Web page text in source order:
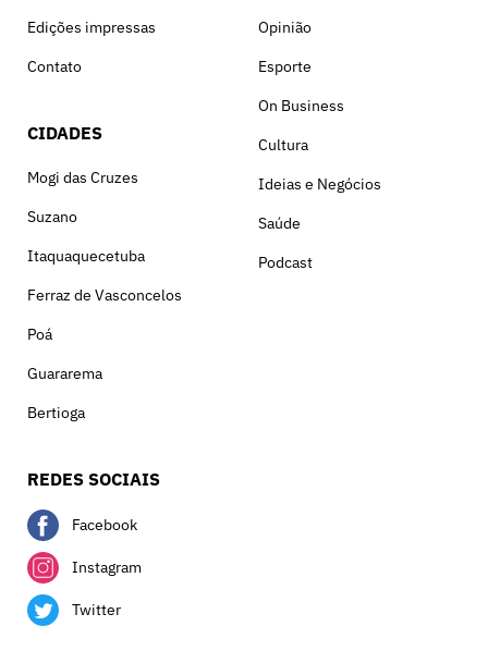
Edições impressas
Contato
CIDADES
Mogi das Cruzes
Suzano
Itaquaquecetuba
Ferraz de Vasconcelos
Poá
Guararema
Bertioga
Opinião
Esporte
On Business
Cultura
Ideias e Negócios
Saúde
Podcast
REDES SOCIAIS
Facebook
Instagram
Twitter